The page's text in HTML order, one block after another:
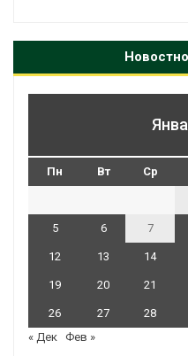
Пн Вт Ср
5 6 7
12 13 14
19 20 21
26 27 28
« Дек Фев »